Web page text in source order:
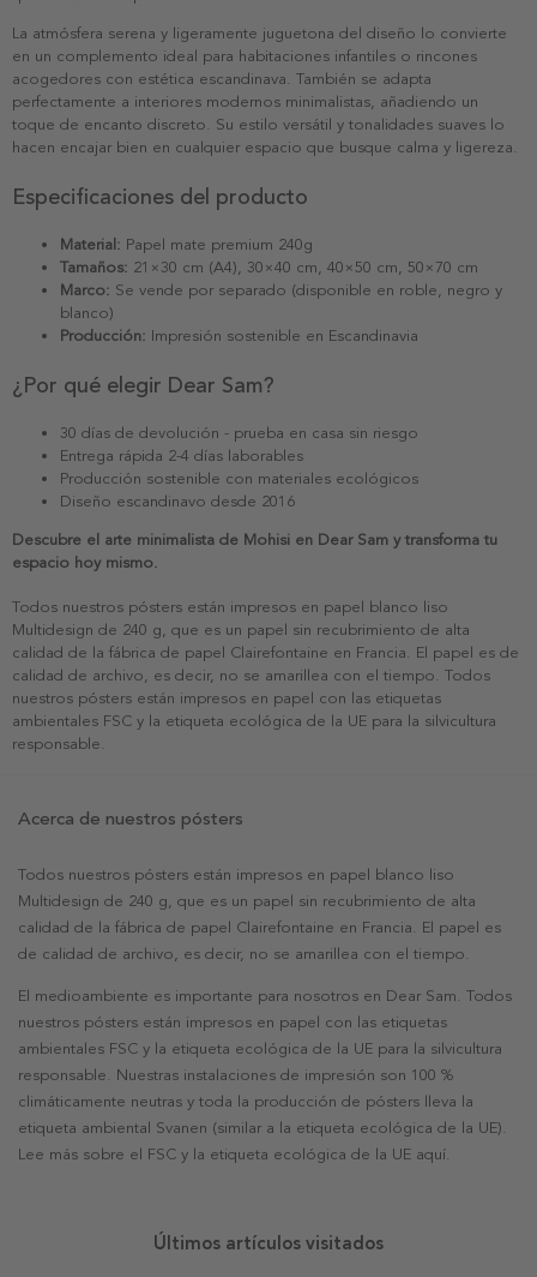
La atmósfera serena y ligeramente juguetona del diseño lo convierte
en un complemento ideal para habitaciones infantiles o rincones
acogedores con estética escandinava. También se adapta
perfectamente a interiores modernos minimalistas, añadiendo un
toque de encanto discreto. Su estilo versátil y tonalidades suaves lo
hacen encajar bien en cualquier espacio que busque calma y ligereza.
Especificaciones del producto
Material: Papel mate premium 240g
Tamaños: 21×30 cm (A4), 30×40 cm, 40×50 cm, 50×70 cm
Marco: Se vende por separado (disponible en roble, negro y
blanco)
Producción: Impresión sostenible en Escandinavia
¿Por qué elegir Dear Sam?
30 días de devolución - prueba en casa sin riesgo
Entrega rápida 2-4 días laborables
Producción sostenible con materiales ecológicos
Diseño escandinavo desde 2016
Descubre el arte minimalista de Mohisi en Dear Sam y transforma tu
espacio hoy mismo.
Todos nuestros pósters están impresos en papel blanco liso
Multidesign de 240 g, que es un papel sin recubrimiento de alta
calidad de la fábrica de papel Clairefontaine en Francia. El papel es de
calidad de archivo, es decir, no se amarillea con el tiempo. Todos
nuestros pósters están impresos en papel con las etiquetas
ambientales FSC y la etiqueta ecológica de la UE para la silvicultura
responsable.
Acerca de nuestros pósters
Todos nuestros pósters están impresos en papel blanco liso
Multidesign de 240 g, que es un papel sin recubrimiento de alta
calidad de la fábrica de papel Clairefontaine en Francia. El papel es
de calidad de archivo, es decir, no se amarillea con el tiempo.
El medioambiente es importante para nosotros en Dear Sam. Todos
nuestros pósters están impresos en papel con las etiquetas
ambientales FSC y la etiqueta ecológica de la UE para la silvicultura
responsable. Nuestras instalaciones de impresión son 100 %
climáticamente neutras y toda la producción de pósters lleva la
etiqueta ambiental Svanen (similar a la etiqueta ecológica de la UE).
Lee más sobre el FSC y la etiqueta ecológica de la UE aquí.
Últimos artículos visitados